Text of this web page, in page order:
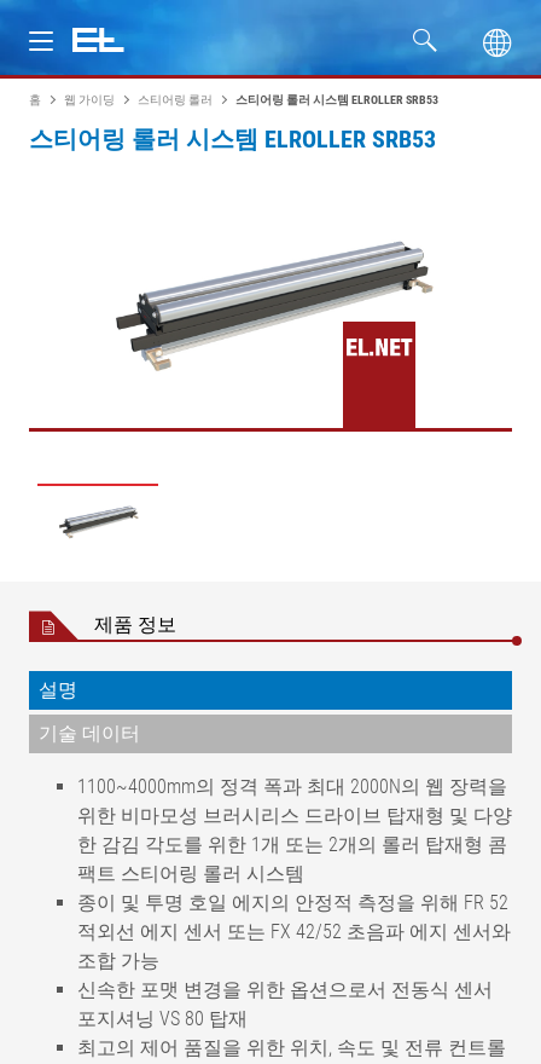
제품
홈 웹 가이딩 스티어링 롤러 스티어링 롤러 시스템 ELROLLER SRB53
스티어링 롤러 시스템 ELROLLER SRB53
제품 정보
설명
기술 데이터
1100~4000mm의 정격 폭과 최대 2000N의 웹 장력을
위한 비마모성 브러시리스 드라이브 탑재형 및 다양
한 감김 각도를 위한 1개 또는 2개의 롤러 탑재형 콤
팩트 스티어링 롤러 시스템
종이 및 투명 호일 에지의 안정적 측정을 위해 FR 52
적외선 에지 센서 또는 FX 42/52 초음파 에지 센서와
조합 가능
신속한 포맷 변경을 위한 옵션으로서 전동식 센서
포지셔닝 VS 80 탑재
최고의 제어 품질을 위한 위치, 속도 및 전류 컨트롤